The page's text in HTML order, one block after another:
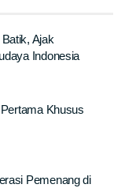
Ajak
Indonesia
Khusus
Pemenang di